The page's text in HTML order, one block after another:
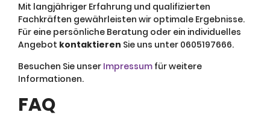
Mit langjähriger Erfahrung und qualifizierten
Fachkräften gewährleisten wir optimale Ergebnisse.
Für eine persönliche Beratung oder ein individuelles
Angebot kontaktieren Sie uns unter 0605197666.
Besuchen Sie unser Impressum für weitere
Informationen.
FAQ